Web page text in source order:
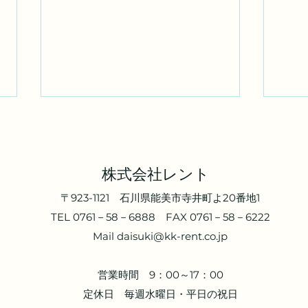
ＫＳＫパーキング寺井南 ト
株式会社レント
​​〒923-1121 石川県能美市寺井町よ20番地1
TEL 0761－58－6888 FAX 0761－58－6222
Mail daisuki@kk-rent.co.jp
営業時間 9：00～17：00
定休日 毎週水曜日・平日の祝日